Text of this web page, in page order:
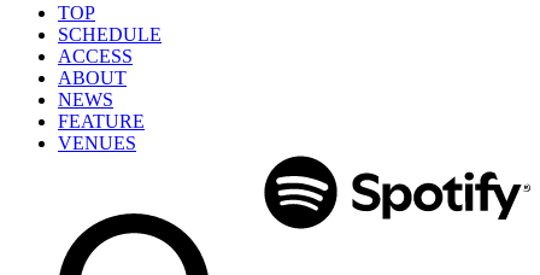
TOP
SCHEDULE
ACCESS
ABOUT
NEWS
FEATURE
VENUES